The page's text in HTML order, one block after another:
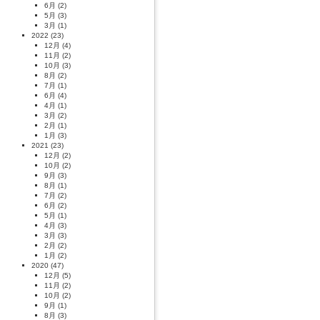
6月 (2)
5月 (3)
3月 (1)
2022 (23)
12月 (4)
11月 (2)
10月 (3)
8月 (2)
7月 (1)
6月 (4)
4月 (1)
3月 (2)
2月 (1)
1月 (3)
2021 (23)
12月 (2)
10月 (2)
9月 (3)
8月 (1)
7月 (2)
6月 (2)
5月 (1)
4月 (3)
3月 (3)
2月 (2)
1月 (2)
2020 (47)
12月 (5)
11月 (2)
10月 (2)
9月 (1)
8月 (3)